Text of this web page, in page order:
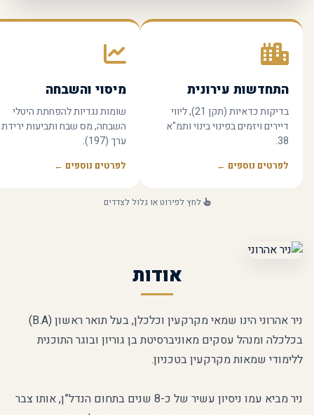
התחדשות עירונית
בדיקות כדאיות (תקן 21), ליווי
דיירים ויזמים בפינוי בינוי ותמ"א
38.
לפרטים נוספים ←
מיסוי והשבחה
שומות נגדיות להפחתת היטלי
השבחה, מס שבח ותביעות ירידת
ערך (197).
לפרטים נוספים ←
לחץ לפירוט או גלול לצדדים
אודות
ניר אהרוני הינו שמאי מקרקעין וכלכלן, בעל תואר ראשון (B.A)
בכלכלה ומנהל עסקים מאוניברסיטת בן גוריון ובוגר התוכנית
ללימודי שמאות מקרקעין בטכניון.
ניר מביא עמו ניסיון עשיר של כ-8 שנים בתחום הנדל”ן, אותו צבר